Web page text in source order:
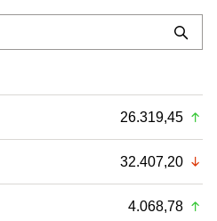
26.319,45
32.407,20
4.068,78